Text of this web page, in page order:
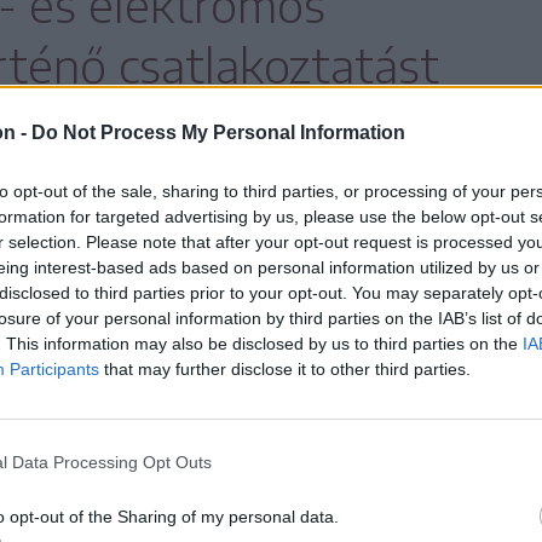
- Do Not Process My Personal Information
opt-out of the sale, sharing to third parties, or processing of your
for targeted advertising by us, please use the below opt-out
selection. Please note that after your opt-out request is processed
interest-based ads based on personal information utilized by us
to third parties prior to your opt-out. You may separately
of your personal information by third parties on the IAB’s list of
This information may also be disclosed by us to third parties on the
Participants that may further disclose it to other third parties.
Data Processing Opt Outs
opt-out of the Sharing of my personal data.
csatlakoztatást
erre várni kell
az összes engedélyt
használt berendezésről és
kilométeres körzetben teljesen hiányzik,
hónapokban mérhető – vázolta